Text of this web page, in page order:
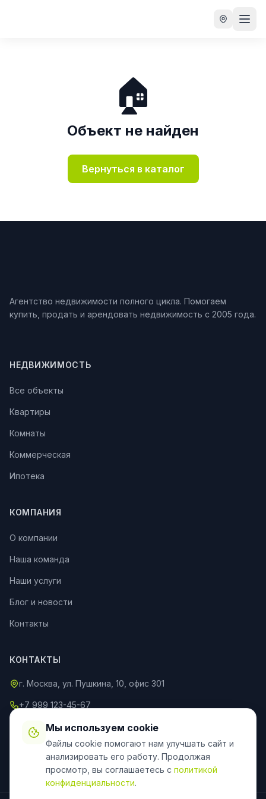
🏠
Объект не найден
Вернуться в каталог
Агентство недвижимости полного цикла. Помогаем
купить, продать и арендовать недвижимость с 2005 года.
НЕДВИЖИМОСТЬ
Все объекты
Квартиры
Комнаты
Коммерческая
Ипотека
КОМПАНИЯ
О компании
Наша команда
Наши услуги
Блог и новости
Контакты
КОНТАКТЫ
г. Москва, ул. Пушкина, 10, офис 301
+7 999 123-45-67
info@an-partner.ru
Пн–Пт: 9:00–20:00, Сб–Вс: 10:00–18:00
Мы используем cookie
Файлы cookie помогают нам улучшать сайт и
анализировать его работу. Продолжая
просмотр, вы соглашаетесь с политикой
конфиденциальности.